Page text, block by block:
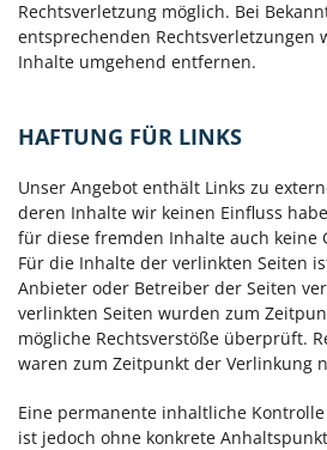
Rechtsverletzung möglich. Bei
entsprechenden Rechtsverletzungen
Inhalte umgehend entfernen.
HAFTUNG FÜR LINKS
Unser Angebot enthält Links zu
deren Inhalte wir keinen Einfluss
für diese fremden Inhalte auch keine
Für die Inhalte der verlinkten Seiten
Anbieter oder Betreiber der Seiten
verlinkten Seiten wurden zum
mögliche Rechtsverstöße überprüft.
waren zum Zeitpunkt der Verlinkung
Eine permanente inhaltliche
ist jedoch ohne konkrete